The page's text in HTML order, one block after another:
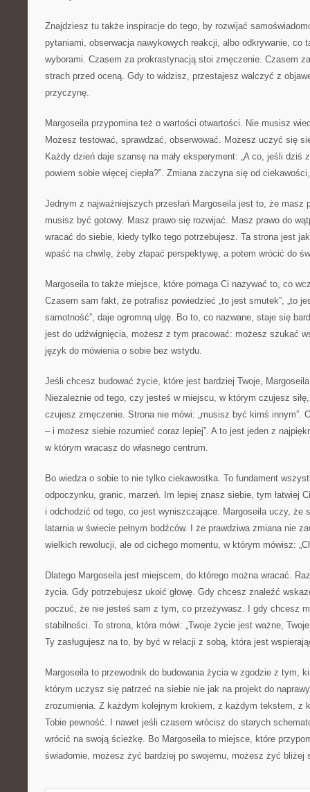
Znajdziesz tu także inspiracje do tego, by rozwijać
pytaniami, obserwacja nawykowych reakcji, albo odkrywanie, co
wyborami. Czasem za prokrastynacją stoi zmęczenie. Czasem
strach przed oceną. Gdy to widzisz, przestajesz walczyć z
przyczynę.
Margoseila przypomina też o wartości otwartości. Nie musisz
Możesz testować, sprawdzać, obserwować. Możesz uczyć się
Każdy dzień daje szansę na mały eksperyment: „A co, jeśli dziś
powiem sobie więcej ciepła?”. Zmiana zaczyna się od
Jednym z najważniejszych przesłań Margoseila jest to, że masz
musisz być gotowy. Masz prawo się rozwijać. Masz prawo do
wracać do siebie, kiedy tylko tego potrzebujesz. Ta strona jest
wpaść na chwilę, żeby złapać perspektywę, a potem wrócić do
Margoseila to także miejsce, które pomaga Ci nazywać to, co
Czasem sam fakt, że potrafisz powiedzieć „to jest smutek”, „to
samotność”, daje ogromną ulgę. Bo to, co nazwane, staje się
jest do udźwignięcia, możesz z tym pracować: możesz szukać
język do mówienia o sobie bez wstydu.
Jeśli chcesz budować życie, które jest bardziej Twoje,
Niezależnie od tego, czy jesteś w miejscu, w którym czujesz
czujesz zmęczenie. Strona nie mówi: „musisz być kimś innym”.
– i możesz siebie rozumieć coraz lepiej”. A to jest jeden z
w którym wracasz do własnego centrum.
Bo wiedza o sobie to nie tylko ciekawostka. To fundament
odpoczynku, granic, marzeń. Im lepiej znasz siebie, tym łatwiej
i odchodzić od tego, co jest wyniszczające. Margoseila uczy, że
latarnia w świecie pełnym bodźców. I że prawdziwa zmiana nie
wielkich rewolucji, ale od cichego momentu, w którym mówisz:
Dlatego Margoseila jest miejscem, do którego można wracać.
życia. Gdy potrzebujesz ukoić głowę. Gdy chcesz znaleźć
poczuć, że nie jesteś sam z tym, co przeżywasz. I gdy chcesz
stabilności. To strona, która mówi: „Twoje życie jest ważne,
Ty zasługujesz na to, by być w relacji z sobą, która jest
Margoseila to przewodnik do budowania życia w zgodzie z tym,
którym uczysz się patrzeć na siebie nie jak na projekt do
zrozumienia. Z każdym kolejnym krokiem, z każdym tekstem, z
Tobie pewność. I nawet jeśli czasem wrócisz do starych
wrócić na swoją ścieżkę. Bo Margoseila to miejsce, które
świadomie, możesz żyć bardziej po swojemu, możesz żyć bliżej